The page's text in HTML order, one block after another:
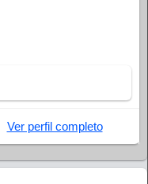
Ver perfil completo